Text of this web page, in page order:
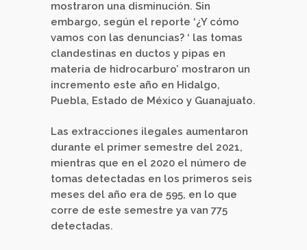
mostraron una disminución. Sin
embargo, según el reporte ‘¿Y cómo
vamos con las denuncias? ‘ las tomas
clandestinas en ductos y pipas en
materia de hidrocarburo’ mostraron un
incremento este año en Hidalgo,
Puebla, Estado de México y Guanajuato.
Las extracciones ilegales aumentaron
durante el primer semestre del 2021,
mientras que en el 2020 el número de
tomas detectadas en los primeros seis
meses del año era de 595, en lo que
corre de este semestre ya van 775
detectadas.